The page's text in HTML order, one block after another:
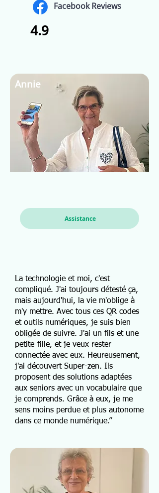
Facebook Reviews
4.9
Annie
Assistance
La technologie et moi, c'est
compliqué. J'ai toujours détesté ça,
mais aujourd'hui, la vie m'oblige à
m'y mettre. Avec tous ces QR codes
et outils numériques, je suis bien
obligée de suivre. J'ai un fils et une
petite-fille, et je veux rester
connectée avec eux. Heureusement,
j'ai découvert Super-zen. Ils
proposent des solutions adaptées
aux seniors avec un vocabulaire que
je comprends. Grâce à eux, je me
sens moins perdue et plus autonome
dans ce monde numérique.”